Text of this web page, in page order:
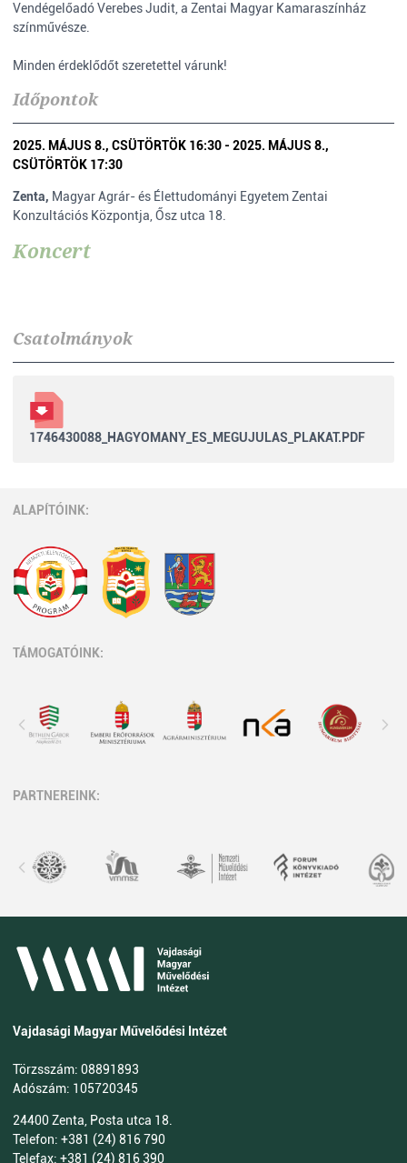
Vendégelőadó Verebes Judit, a Zentai Magyar Kamaraszínház
színművésze.
Minden érdeklődőt szeretettel várunk!
Időpontok
2025. MÁJUS 8., CSÜTÖRTÖK 16:30 - 2025. MÁJUS 8.,
CSÜTÖRTÖK 17:30
Zenta, Magyar Agrár- és Élettudományi Egyetem Zentai
Konzultációs Központja, Ősz utca 18.
Koncert
Csatolmányok
1746430088_HAGYOMANY_ES_MEGUJULAS_PLAKAT.PDF
ALAPÍTÓINK:
TÁMOGATÓINK:
PARTNEREINK:
Vajdasági Magyar Művelődési Intézet
Törzsszám: 08891893
Adószám: 105720345
24400 Zenta, Posta utca 18.
Telefon: +381 (24) 816 790
Telefax: +381 (24) 816 390